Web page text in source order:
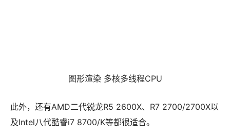
图形渲染 多核多线程CPU
此外，还有AMD二代锐龙R5 2600X、R7 2700/2700X以
及Intel八代酷睿i7 8700/K等都很适合。